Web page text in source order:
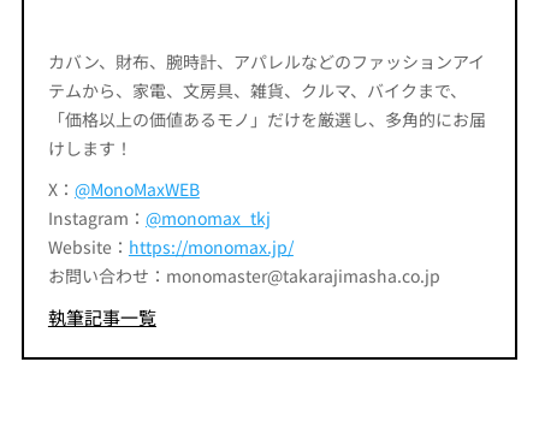
カバン、財布、腕時計、アパレルなどのファッションアイ
テムから、家電、文房具、雑貨、クルマ、バイクまで、
「価格以上の価値あるモノ」だけを厳選し、多角的にお届
けします！
X： @MonoMaxWEB
Instagram： @monomax_tkj
Website： https://monomax.jp/
お問い合わせ：monomaster@takarajimasha.co.jp
執筆記事一覧